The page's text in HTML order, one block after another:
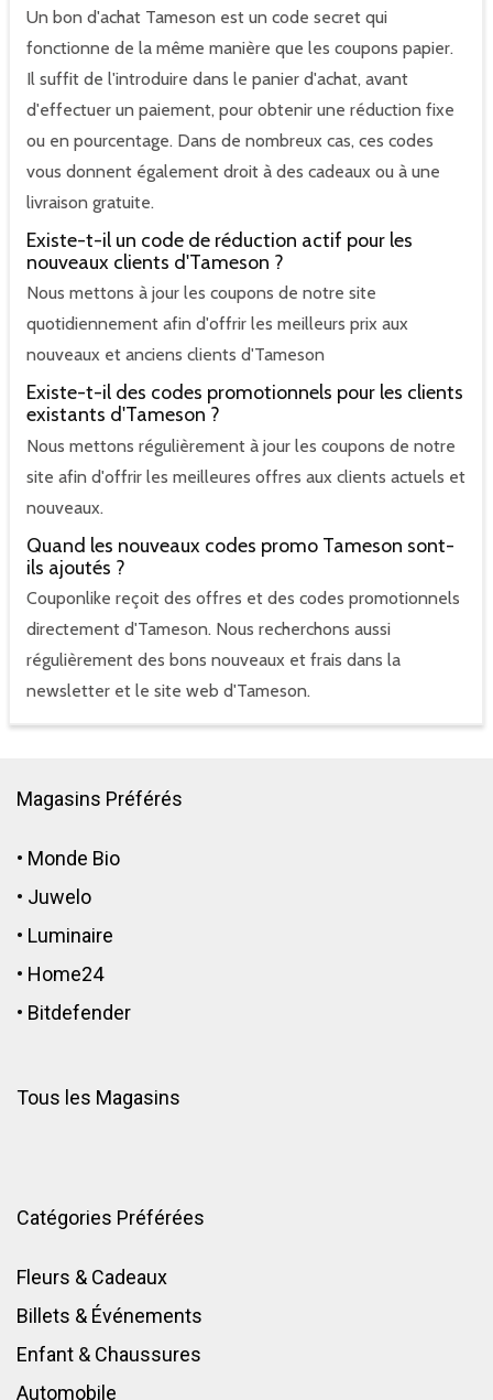
Un bon d'achat Tameson est un code secret qui
fonctionne de la même manière que les coupons papier.
Il suffit de l'introduire dans le panier d'achat, avant
d'effectuer un paiement, pour obtenir une réduction fixe
ou en pourcentage. Dans de nombreux cas, ces codes
vous donnent également droit à des cadeaux ou à une
livraison gratuite.
Existe-t-il un code de réduction actif pour les
nouveaux clients d'Tameson ?
Nous mettons à jour les coupons de notre site
quotidiennement afin d'offrir les meilleurs prix aux
nouveaux et anciens clients d'Tameson
Existe-t-il des codes promotionnels pour les clients
existants d'Tameson ?
Nous mettons régulièrement à jour les coupons de notre
site afin d'offrir les meilleures offres aux clients actuels et
nouveaux.
Quand les nouveaux codes promo Tameson sont-
ils ajoutés ?
Couponlike reçoit des offres et des codes promotionnels
directement d'Tameson. Nous recherchons aussi
régulièrement des bons nouveaux et frais dans la
newsletter et le site web d'Tameson.
Magasins Préférés
• Monde Bio
• Juwelo
• Luminaire
• Home24
• Bitdefender
Tous les Magasins
Catégories Préférées
Fleurs & Cadeaux
Billets & Événements
Enfant & Chaussures
Automobile